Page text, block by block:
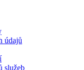
údajů
služeb